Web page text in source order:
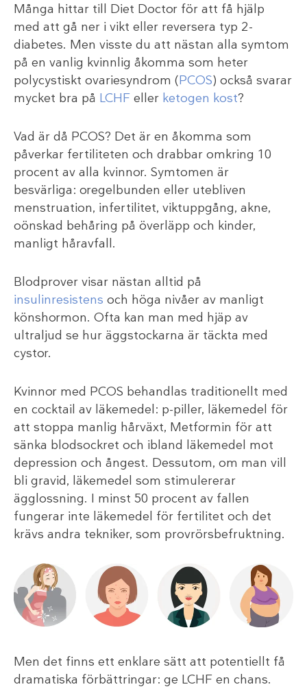
Många hittar till Diet Doctor för att få hjälp
med att gå ner i vikt eller reversera typ 2-
diabetes. Men visste du att nästan alla symtom
på en vanlig kvinnlig åkomma som heter
polycystiskt ovariesyndrom (PCOS) också svarar
mycket bra på LCHF eller ketogen kost?
Vad är då PCOS? Det är en åkomma som
påverkar fertiliteten och drabbar omkring 10
procent av alla kvinnor. Symtomen är
besvärliga: oregelbunden eller utebliven
menstruation, infertilitet, viktuppgång, akne,
oönskad behåring på överläpp och kinder,
manligt håravfall.
Blodprover visar nästan alltid på
insulinresistens och höga nivåer av manligt
könshormon. Ofta kan man med hjäp av
ultraljud se hur äggstockarna är täckta med
cystor.
Kvinnor med PCOS behandlas traditionellt med
en cocktail av läkemedel: p-piller, läkemedel för
att stoppa manlig hårväxt, Metformin för att
sänka blodsockret och ibland läkemedel mot
depression och ångest. Dessutom, om man vill
bli gravid, läkemedel som stimulererar
ägglossning. I minst 50 procent av fallen
fungerar inte läkemedel för fertilitet och det
krävs andra tekniker, som provrörsbefruktning.
Men det finns ett enklare sätt att potentiellt få
dramatiska förbättringar: ge LCHF en chans.